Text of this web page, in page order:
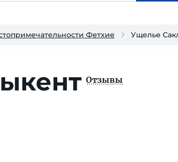
Фетхие Ущелье
Отзывы